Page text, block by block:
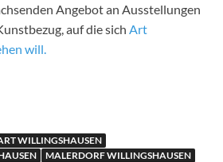
Angebot an Ausstellungen
auf die sich Art
will.
WILLINGSHAUSEN
MALERDORF WILLINGSHAUSEN